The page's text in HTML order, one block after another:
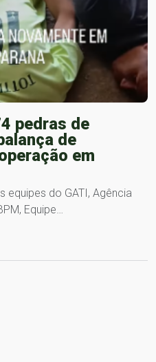
pedras de
de
em
equipes do GATI, Agência
Equipe…